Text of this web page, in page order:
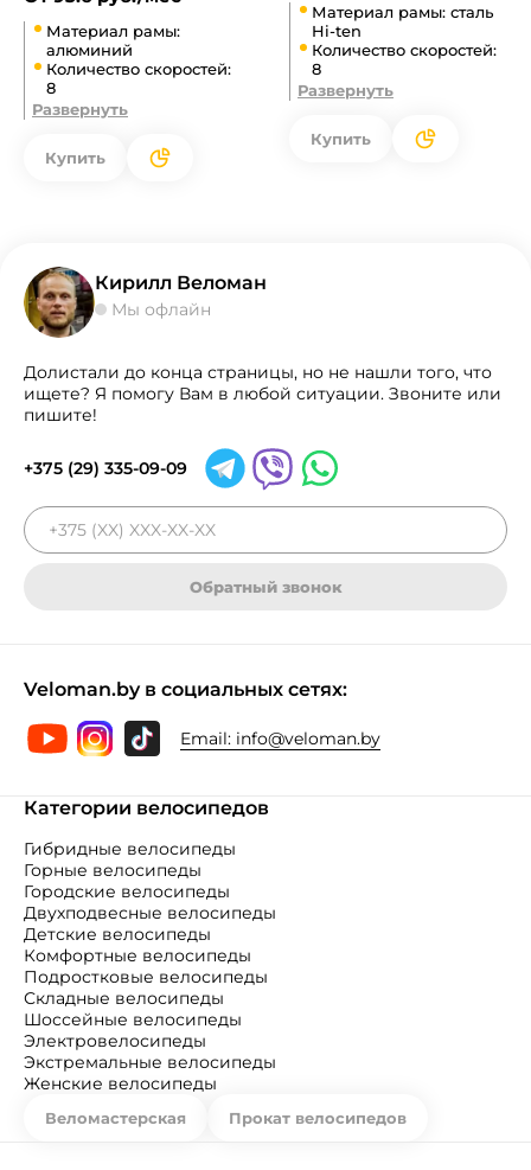
Материал рамы:
алюминий
Количество скоростей:
8
Развернуть
Купить
Материал рамы: сталь
Hi-ten
Количество скоростей:
8
Развернуть
Купить
Кирилл Веломан
Мы офлайн
Долистали до конца страницы, но не нашли того, что
ищете? Я помогу Вам в любой ситуации. Звоните или
пишите!
+375 (29) 335-09-09
Обратный звонок
Veloman.by в социальных сетях:
Email: info@veloman.by
Категории велосипедов
Гибридные велосипеды
Горные велосипеды
Городские велосипеды
Двухподвесные велосипеды
Детские велосипеды
Комфортные велосипеды
Подростковые велосипеды
Складные велосипеды
Шоссейные велосипеды
Электровелосипеды
Экстремальные велосипеды
Женские велосипеды
Веломастерская Прокат велосипедов